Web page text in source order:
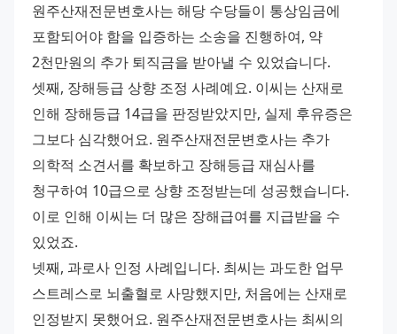
원주산재전문변호사는 해당 수당들이 통상임금에
포함되어야 함을 입증하는 소송을 진행하여, 약
2천만원의 추가 퇴직금을 받아낼 수 있었습니다.
셋째, 장해등급 상향 조정 사례예요. 이씨는 산재로
인해 장해등급 14급을 판정받았지만, 실제 후유증은
그보다 심각했어요. 원주산재전문변호사는 추가
의학적 소견서를 확보하고 장해등급 재심사를
청구하여 10급으로 상향 조정받는데 성공했습니다.
이로 인해 이씨는 더 많은 장해급여를 지급받을 수
있었죠.
넷째, 과로사 인정 사례입니다. 최씨는 과도한 업무
스트레스로 뇌출혈로 사망했지만, 처음에는 산재로
인정받지 못했어요. 원주산재전문변호사는 최씨의